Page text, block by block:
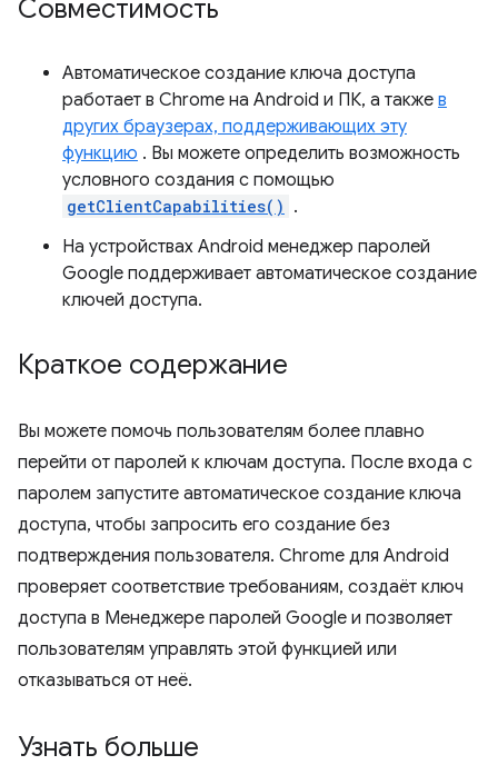
Совместимость
Автоматическое создание ключа доступа
работает в Chrome на Android и ПК, а также в
других браузерах, поддерживающих эту
функцию . Вы можете определить возможность
условного создания с помощью
getClientCapabilities() .
На устройствах Android менеджер паролей
Google поддерживает автоматическое создание
ключей доступа.
Краткое содержание
Вы можете помочь пользователям более плавно
перейти от паролей к ключам доступа. После входа с
паролем запустите автоматическое создание ключа
доступа, чтобы запросить его создание без
подтверждения пользователя. Chrome для Android
проверяет соответствие требованиям, создаёт ключ
доступа в Менеджере паролей Google и позволяет
пользователям управлять этой функцией или
отказываться от неё.
Узнать больше